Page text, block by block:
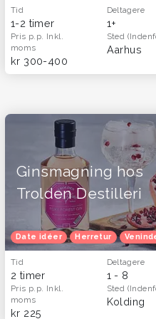
Tid
1-2 timer
Deltagere
1+
Pris p.p. Inkl.
moms
kr 300-400
Sted
Aarhus
Oplevelsesgavekort
Ginsmagning hos
Trolden Destilleri
Date idéer Herretur
Tid
2 timer
Deltagere
1 - 8
Pris p.p. Inkl.
moms
kr 225
Sted
Kolding